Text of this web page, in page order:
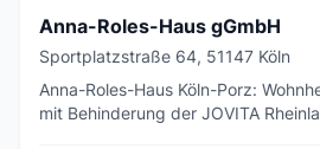
Anna-Roles-Haus gGmbH
Sportplatzstraße 64, 51147 Köln
Anna-Roles-Haus Köln-Porz:
mit Behinderung der JOVITA